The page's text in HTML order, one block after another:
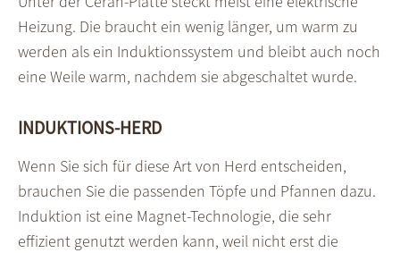
Heizung. Die braucht ein wenig länger, um warm zu
werden als ein Induktionssystem und bleibt auch noch
eine Weile warm, nachdem sie abgeschaltet wurde.
INDUKTIONS-HERD
Wenn Sie sich für diese Art von Herd entscheiden,
brauchen Sie die passenden Töpfe und Pfannen dazu.
Induktion ist eine Magnet-Technologie, die sehr
effizient genutzt werden kann, weil nicht erst die